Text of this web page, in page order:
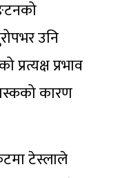
उनि
प्रभाव
कारण
टेस्लाले